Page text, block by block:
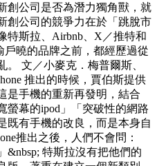
創公司是否為潛力獨角獸，就
創公司的競爭力在於「跳脫市
特斯拉、Airbnb、X／推特和
曉的品牌之前，都經歷過從
文／小麥克．梅普爾斯、
推出的時候，賈伯斯提供
是手機的重新再發明，結合
螢幕的ipod」「突破性的網路
既有手機的改良，而是本身自
推出之後，人們不會問：
&nbsp; 特斯拉沒有把他們的